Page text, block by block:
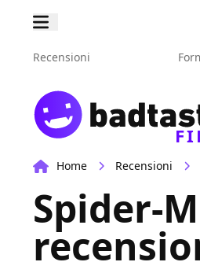
Recensioni
Home Recensioni
Spider-